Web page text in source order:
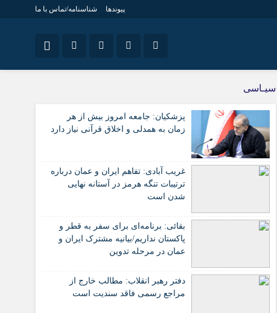
پیوندها شناسنامه/تماس با ما
سروش
آپارات
رمز عبور
مرا به خاطر بسپار
اقتصاد
سیـاسی
پزشکیان: جامعه امروز بیش از هر
زمان به همدلی و اخلاق قرآنی نیاز دارد
غریب آبادی: تفاهم ایران و عمان درباره
ترتیبات تنگه هرمز در آستانه نهایی
شدن است
بقائی: برنامه‌ای برای سفر به قطر و
پاکستان نداریم/بیانیه مشترک ایران و
عمان در مرحله تدوین
دفتر رهبر انقلاب: مطالب خارج از
مراجع رسمی فاقد سندیت است